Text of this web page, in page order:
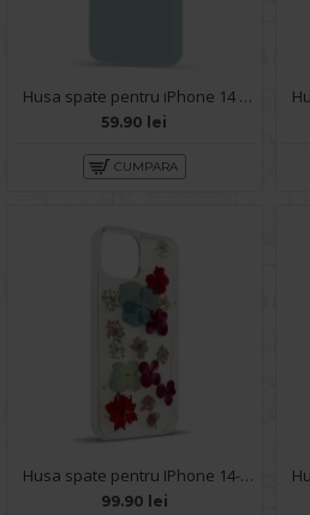
Husa spate pentru iPhone 14 - Silicon Line Gri
59.90 lei
CUMPARA
Husa spate pentru IPhone 14- Natural case
99.90 lei